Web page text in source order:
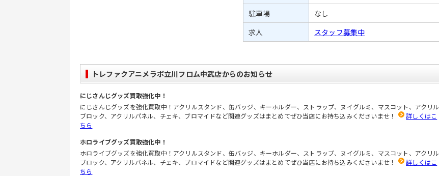
駐車場
なし
求人
スタッフ募集中
トレファクアニメラボ立川フロム中武店からのお知らせ
にじさんじグッズ買取強化中！
にじさんじグッズを強化買取中！アクリルスタンド、缶バッジ、キーホルダー、ストラップ、ヌイグルミ、マスコット、アクリル
ブロック、アクリルパネル、チェキ、ブロマイドなど関連グッズはまとめてぜひ当店にお持ち込みくださいませ！
詳しくはこ
ちら
ホロライブグッズ買取強化中！
ホロライブグッズを強化買取中！アクリルスタンド、缶バッジ、キーホルダー、ストラップ、ヌイグルミ、マスコット、アクリル
ブロック、アクリルパネル、チェキ、ブロマイドなど関連グッズはまとめてぜひ当店にお持ち込みくださいませ！
詳しくはこ
ちら